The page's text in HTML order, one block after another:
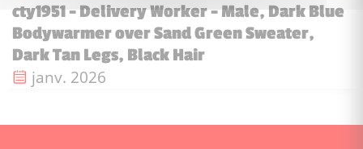
cty1951 - Delivery Worker - Male, Dark Blue
Bodywarmer over Sand Green Sweater,
Dark Tan Legs, Black Hair
Date de sortie :
janv. 2026